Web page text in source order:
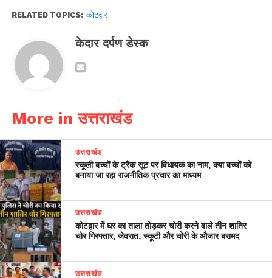
RELATED TOPICS: कोटद्वार
केदार दर्पण डेस्क
More in उत्तराखंड
उत्तराखंड
स्कूली बच्चों के ट्रैक सूट पर विधायक का नाम, क्या बच्चों को
बनाया जा रहा राजनीतिक प्रचार का माध्यम
उत्तराखंड
कोटद्वार में घर का ताला तोड़कर चोरी करने वाले तीन शातिर
चोर गिरफ्तार, जेवरात, स्कूटी और चोरी के औजार बरामद
उत्तराखंड